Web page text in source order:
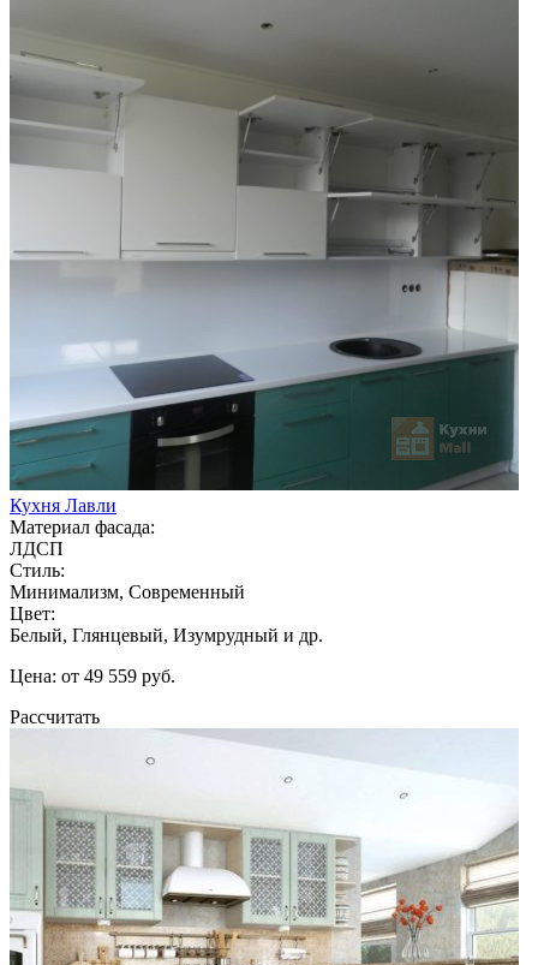
Кухня Лавли
Материал фасада:
ЛДСП
Стиль:
Минимализм, Современный
Цвет:
Белый, Глянцевый, Изумрудный и др.
Цена: от 49 559 руб.
Рассчитать